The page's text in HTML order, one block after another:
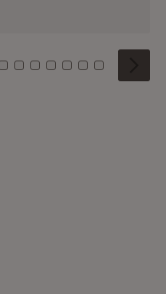
4 5 6
Kachel: 7
Zu Kachel: 8
Zu Kachel: 9
Zu Kachel: 10
Zu Kachel: 11
Zu Kachel: 12
Zu Kachel:
Zu